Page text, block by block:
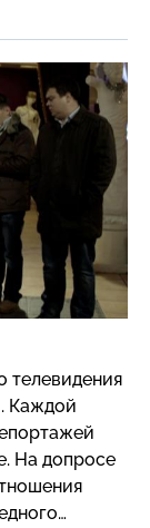
Каждой
На допросе